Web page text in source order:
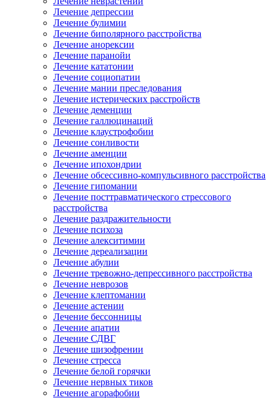
Лечение депрессии
Лечение булимии
Лечение биполярного расстройства
Лечение анорексии
Лечение паранойи
Лечение кататонии
Лечение социопатии
Лечение мании преследования
Лечение истерических расстройств
Лечение деменции
Лечение галлюцинаций
Лечение клаустрофобии
Лечение сонливости
Лечение аменции
Лечение ипохондрии
Лечение обсессивно-компульсивного расстройства
Лечение гипомании
Лечение посттравматического стрессового
расстройства
Лечение раздражительности
Лечение психоза
Лечение алекситимии
Лечение дереализации
Лечение абулии
Лечение тревожно-депрессивного расстройства
Лечение неврозов
Лечение клептомании
Лечение астении
Лечение бессонницы
Лечение апатии
Лечение СДВГ
Лечение шизофрении
Лечение стресса
Лечение белой горячки
Лечение нервных тиков
Лечение агорафобии